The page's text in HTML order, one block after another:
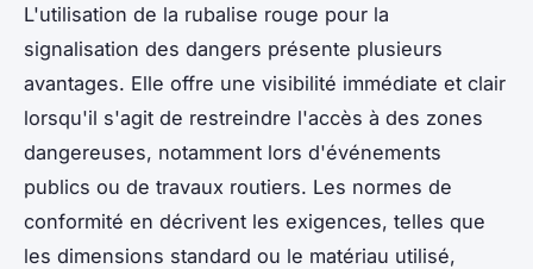
L'utilisation de la rubalise rouge pour la
signalisation des dangers présente plusieurs
avantages. Elle offre une visibilité immédiate et clair
lorsqu'il s'agit de restreindre l'accès à des zones
dangereuses, notamment lors d'événements
publics ou de travaux routiers. Les normes de
conformité en décrivent les exigences, telles que
les dimensions standard ou le matériau utilisé,